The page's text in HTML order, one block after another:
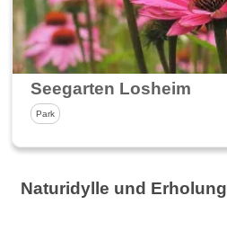
Seegarten Losheim
Park
Naturidylle und Erholung